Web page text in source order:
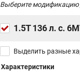
Выберите модификацию
1.5T 136 л. с.
Выделить разные
Характеристики